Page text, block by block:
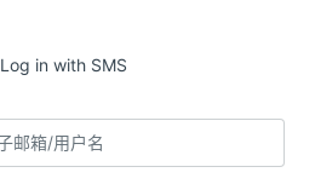
Log in with SMS